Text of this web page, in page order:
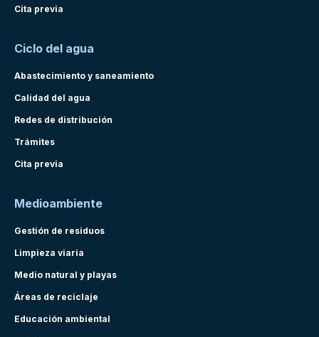
Cita previa
Ciclo del agua
Abastecimiento y saneamiento
Calidad del agua
Redes de distribución
Trámites
Cita previa
Medioambiente
Gestión de residuos
Limpieza viaria
Medio natural y playas
Áreas de reciclaje
Educación ambiental